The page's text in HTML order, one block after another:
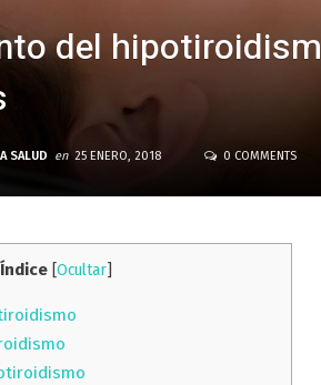
del
SALUD en 25 ENERO, 2018 0 COMMENTS
Índice [Ocultar]